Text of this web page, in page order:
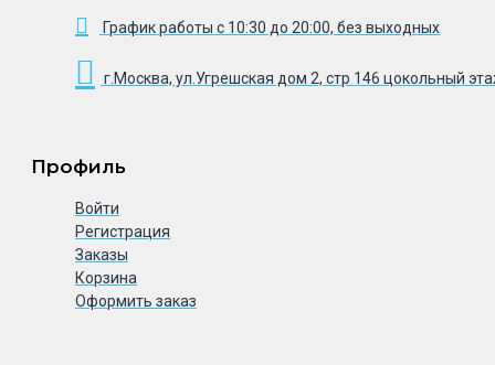
График работы с 10:30 до 20:00, без выходных
г.Москва, ул.Угрешская дом 2, стр 146 цокольный
Профиль
Войти
Регистрация
Заказы
Корзина
Оформить заказ